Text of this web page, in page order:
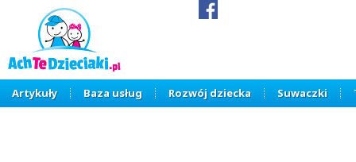
Artykuły Baza usług Rozwój dziecka Suwaczki